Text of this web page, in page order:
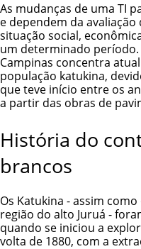
As mudanças de uma TI
e dependem da
situação social,
um determinado
Campinas concentra
população katukina,
que teve início entre os
a partir das obras de
História do
brancos
Os Katukina - assim
região do alto Juruá -
quando se iniciou a
volta de 1880, com a